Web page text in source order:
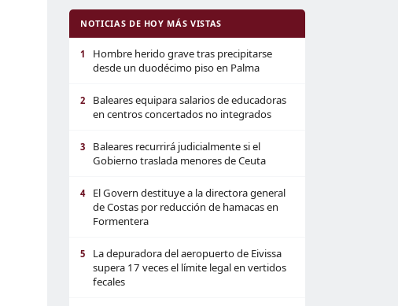
NOTICIAS DE HOY MÁS VISTAS
1
Hombre herido grave tras precipitarse
desde un duodécimo piso en Palma
2
Baleares equipara salarios de educadoras
en centros concertados no integrados
3
Baleares recurrirá judicialmente si el
Gobierno traslada menores de Ceuta
4
El Govern destituye a la directora general
de Costas por reducción de hamacas en
Formentera
5
La depuradora del aeropuerto de Eivissa
supera 17 veces el límite legal en vertidos
fecales